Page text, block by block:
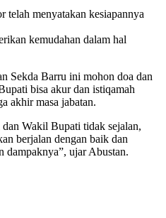
telah menyatakan kesiapannya
kemudahan dalam hal
Sekda Barru ini mohon doa dan
bisa akur dan istiqamah
akhir masa jabatan.
Wakil Bupati tidak sejalan,
berjalan dengan baik dan
dampaknya”, ujar Abustan.